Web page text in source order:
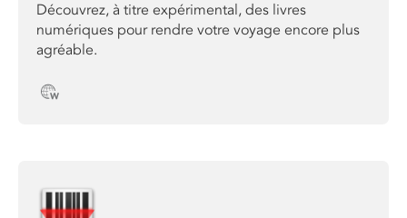
Découvrez, à titre expérimental, des livres
numériques pour rendre votre voyage encore plus
agréable.